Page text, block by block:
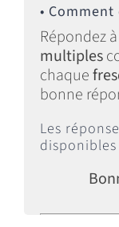
•
Répondez
multiples
chaque
bonne
Les